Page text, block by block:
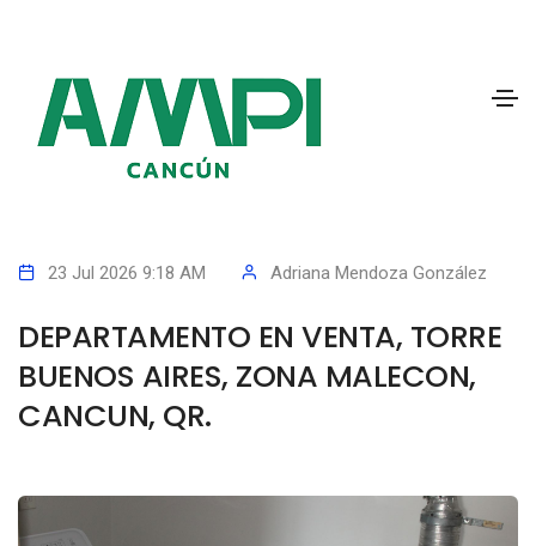
23 Jul 2026 9:18 AM Adriana Mendoza González
DEPARTAMENTO EN VENTA, TORRE
BUENOS AIRES, ZONA MALECON,
CANCUN, QR.